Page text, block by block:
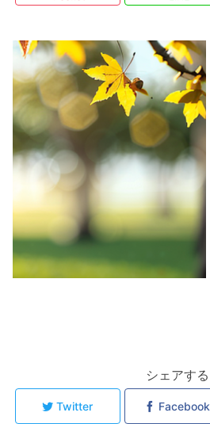
シェアする
Twitter Facebook